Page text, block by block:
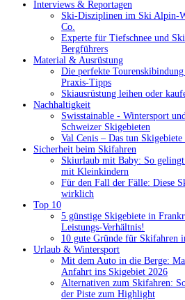
Interviews & Reportagen
Ski-Disziplinen im Ski Alpin-
Co.
Experte für Tiefschnee und
Bergführers
Material & Ausrüstung
Die perfekte
Praxis-Tipps
Skiausrüstung leihen oder
Nachhaltigkeit
Swisstainable - Wintersport
Schweizer Skigebieten
Val Cenis – Das tun
Sicherheit beim Skifahren
Skiurlaub mit Baby: So gelingt
mit Kleinkindern
Für den Fall der Fälle: Diese
wirklich
Top 10
5 günstige Skigebiete in
Leistungs-Verhältnis!
10 gute Gründe für Skifahren
Urlaub & Wintersport
Mit dem Auto in die Berge:
Anfahrt ins Skigebiet 2026
Alternativen zum Skifahren:
der Piste zum Highlight